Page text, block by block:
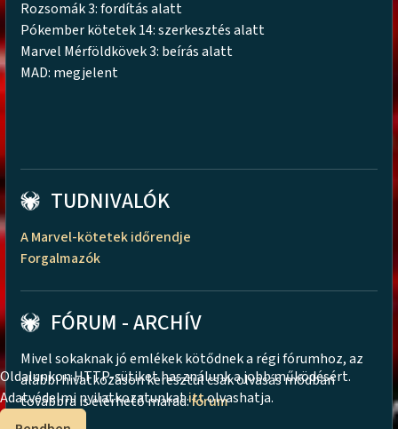
Rozsomák 3: fordítás alatt
Pókember kötetek 14: szerkesztés alatt
Marvel Mérföldkövek 3: beírás alatt
MAD: megjelent
TUDNIVALÓK
A Marvel-kötetek időrendje
Forgalmazók
FÓRUM - ARCHÍV
Mivel sokaknak jó emlékek kötődnek a régi fórumhoz, az
alábbi hivatkozáson keresztül csak olvasás módban
továbbra is elérhető marad:fórum
Oldalunkon HTTP-sütiket használunk a jobb működésért.
Adatvédelmi nyilatkozatunkatittolvashatja.